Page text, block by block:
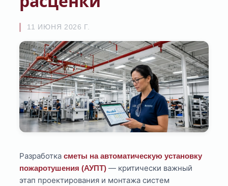
11 ИЮНЯ 2026 Г.
Разработкасметы на автоматическую установку
пожаротушения (АУПТ) — критически важный
этап проектирования и монтажа систем